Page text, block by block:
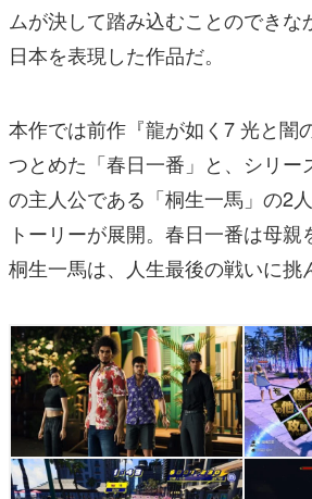
ムが決して踏み込むことのでき
日本を表現した作品だ。
本作では前作『龍が如く7 光と闇
つとめた「春日一番」と、シリー
の主人公である「桐生一馬」の2
トーリーが展開。春日一番は母親
桐生一馬は、人生最後の戦いに挑